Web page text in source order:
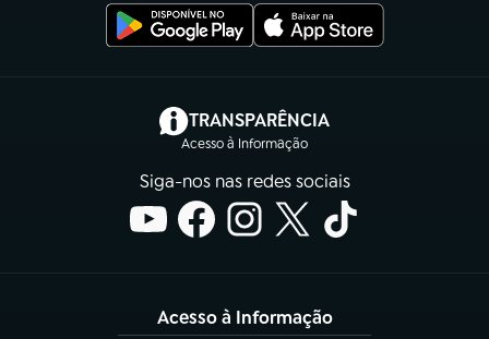
TRANSPARÊNCIA
Acesso à Informação
(abre em nova aba)
Siga-nos nas redes sociais
Acesso à Informação